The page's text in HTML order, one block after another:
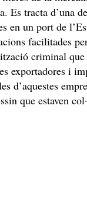
Es tracta d’una
en un port de
facilitades
criminal
exportadores i
d’aquestes
que estaven